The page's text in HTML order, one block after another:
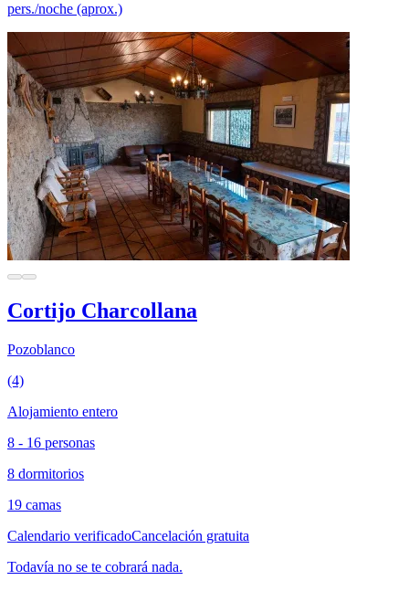
pers./noche (aprox.)
Cortijo Charcollana
Pozoblanco
(4)
Alojamiento entero
8 - 16 personas
8 dormitorios
19 camas
Calendario verificadoCancelación gratuita
Todavía no se te cobrará nada.